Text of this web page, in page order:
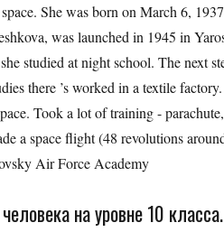
She was born on March 6,
was launched in 1945 in
studied at night school. The next
there ’s worked in a textile
Took a lot of training -
​​a space flight (48 revolutions
Air Force Academy
на уровне 10